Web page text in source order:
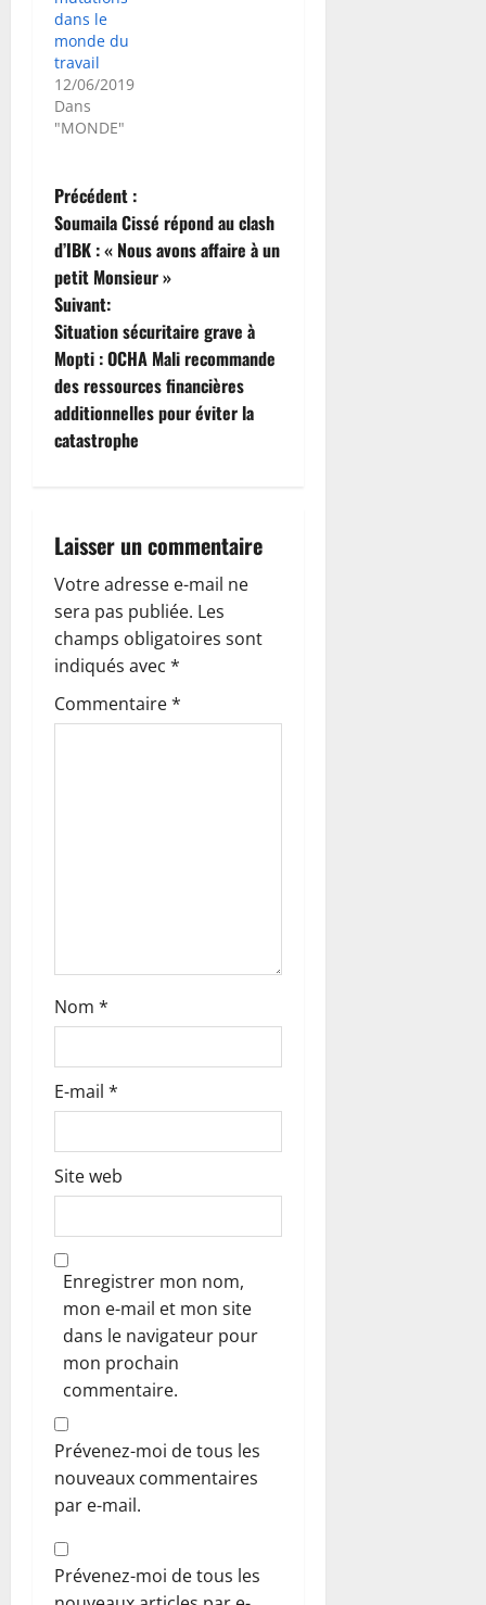
dans le
monde du
travail
12/06/2019
Dans
"MONDE"
N
a
v
i
g
a
o
n
d
’
l
e
Précédent :
Soumaila Cissé répond au clash
d’IBK : « Nous avons affaire à un
petit Monsieur »
Suivant:
Situation sécuritaire grave à
Mopti : OCHA Mali recommande
des ressources financières
additionnelles pour éviter la
catastrophe
Laisser un commentaire
Votre adresse e-mail ne
sera pas publiée. Les
champs obligatoires sont
indiqués avec *
Commentaire*
Nom *
E-mail *
Site web
Enregistrer mon nom,
mon e-mail et mon site
dans le navigateur pour
mon prochain
commentaire.
Prévenez-moi de tous les
nouveaux commentaires
par e-mail.
Prévenez-moi de tous les